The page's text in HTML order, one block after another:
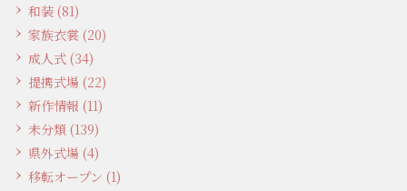
和装 (81)
家族衣裳 (20)
成人式 (34)
提携式場 (22)
新作情報 (11)
未分類 (139)
県外式場 (4)
移転オープン (1)